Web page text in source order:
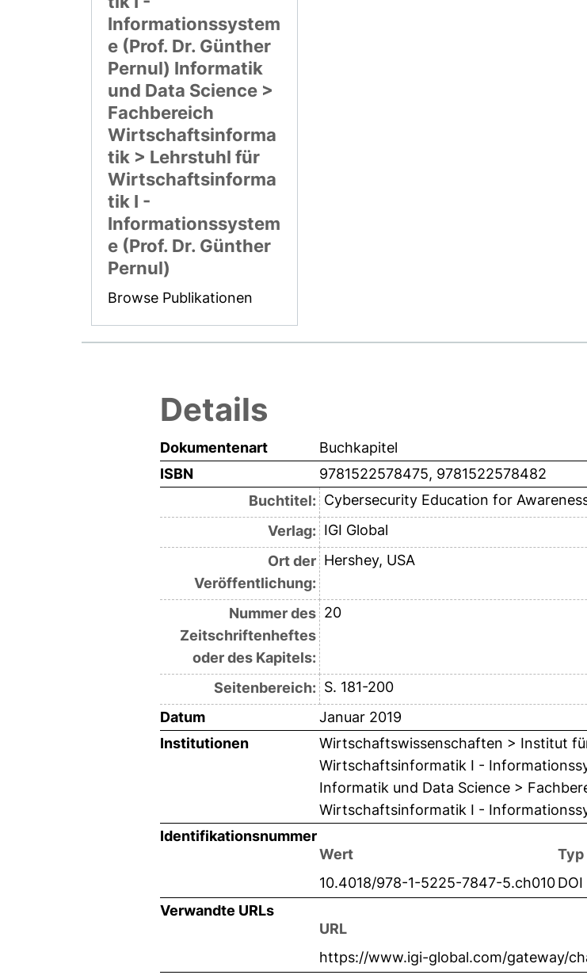
Informationssystem
e (Prof. Dr. Günther
Pernul) Informatik
und Data Science >
Fachbereich
Wirtschaftsinforma
tik > Lehrstuhl für
Wirtschaftsinforma
tik I -
Informationssystem
e (Prof. Dr. Günther
Pernul)
Browse Publikationen
Details
Dokumentenart
Buchkapitel
ISBN
9781522578475, 9781522578482
Buchtitel: Cybersecurity Education for
Verlag: IGI Global
Ort der
Veröffentlichung:
Hershey, USA
Nummer des
Zeitschriftenheftes
oder des Kapitels:
20
Seitenbereich: S. 181-200
Datum
Januar 2019
Institutionen
Wirtschaftswissenschaften > Institut
Wirtschaftsinformatik I -
Informatik und Data Science >
Wirtschaftsinformatik I -
Identifikationsnummer
Wert
Typ
10.4018/978-1-5225-7847-5.ch010DOI
Verwandte URLs
URL
https://www.igi-global.com/gateway/